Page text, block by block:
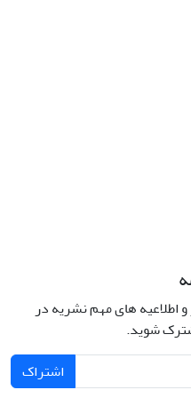
و اطلاعیه های مهم نشریه در
شوید.
اشتراک